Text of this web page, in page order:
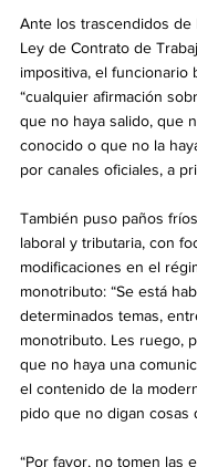
Ante los trascendidos de
Ley de Contrato de
impositiva, el funcionario
“cualquier afirmación
que no haya salido, que
conocido o que no la
por canales oficiales, a
También puso paños
laboral y tributaria, con
modificaciones en el
monotributo: “Se está
determinados temas,
monotributo. Les ruego,
que no haya una
el contenido de la
pido que no digan cosas
“Por favor, no tomen las